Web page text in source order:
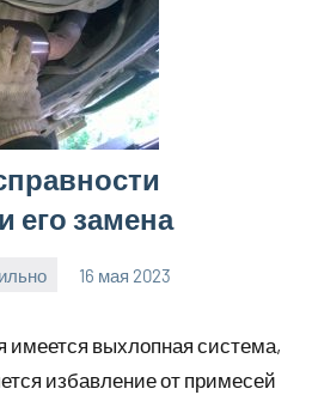
его замена
16 мая 2023
имеется выхлопная система,
избавление от примесей